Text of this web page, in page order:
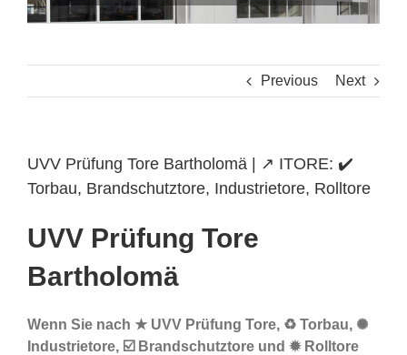
Previous Next
UVV Prüfung Tore Bartholomä | ↗️ ITORE: ✔️
Torbau, Brandschutztore, Industrietore, Rolltore
UVV Prüfung Tore
Bartholomä
Wenn Sie nach ★ UVV Prüfung Tore, ♻ Torbau, ✺
Industrietore, ☑️ Brandschutztore und ✹ Rolltore